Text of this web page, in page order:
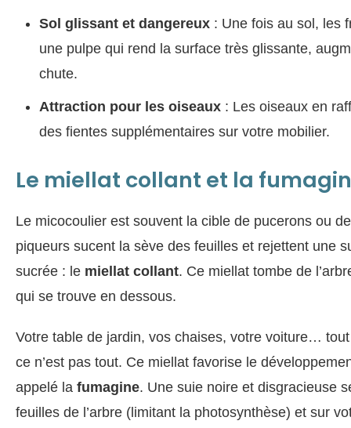
Sol glissant et dangereux : Une fois au sol, les
une pulpe qui rend la surface très glissante,
chute.
Attraction pour les oiseaux : Les oiseaux en
des fientes supplémentaires sur votre mobilier.
Le miellat collant et la
Le micocoulier est souvent la cible de pucerons ou
piqueurs sucent la sève des feuilles et rejettent une
sucrée : le miellat collant. Ce miellat tombe de
qui se trouve en dessous.
Votre table de jardin, vos chaises, votre voiture…
ce n’est pas tout. Ce miellat favorise le
appelé la fumagine. Une suie noire et disgracieuse
feuilles de l’arbre (limitant la photosynthèse) et sur